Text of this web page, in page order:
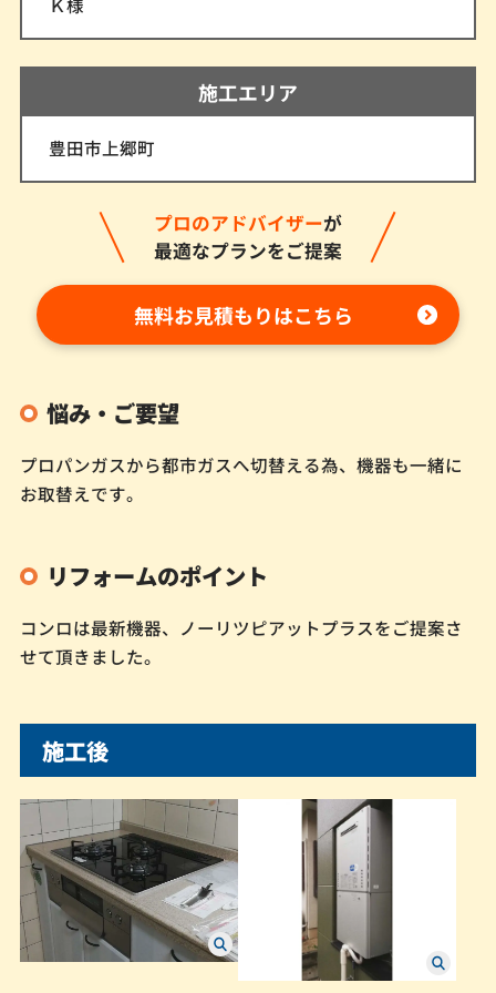
施工エリア
豊田市上郷町
プロのアドバイザーが
最適なプランをご提案
無料お見積もりはこちら
悩み・ご要望
プロパンガスから都市ガスへ切替える為、機器も一緒に
お取替えです。
リフォームのポイント
コンロは最新機器、ノーリツピアットプラスをご提案さ
せて頂きました。
施工後